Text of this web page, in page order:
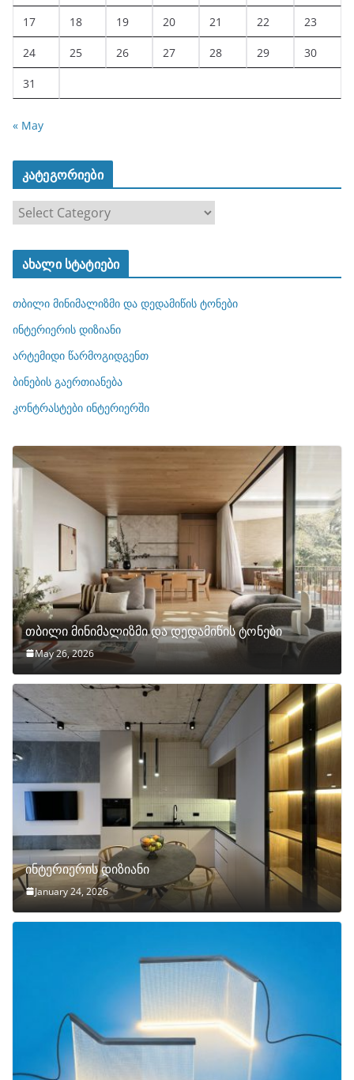
17 18 19 20 21 22 23
24 25 26 27 28 29 30
31
« May
კატეგორიები
ტ
ო
რ
ბ
ი
ახალი სტატიები
თბილი მინიმალიზმი და დედამიწის ტონები
ინტერიერის დიზიანი
არტემიდი წარმოგიდგენთ
ბინების გაერთიანება
კონტრასტები ინტერიერში
თბილი მინიმალიზმი და დედამიწის ტონები
May 26, 2026
ინტერიერის დიზიანი
January 24, 2026